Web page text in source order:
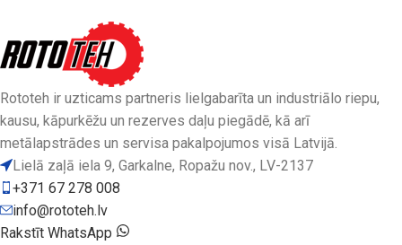
Rototeh ir uzticams partneris lielgabarīta un industriālo riepu,
kausu, kāpurkēžu un rezerves daļu piegādē, kā arī
metālapstrādes un servisa pakalpojumos visā Latvijā.
Lielā zaļā iela 9, Garkalne, Ropažu nov., LV-2137
+371 67 278 008
info@rototeh.lv
Rakstīt WhatsApp